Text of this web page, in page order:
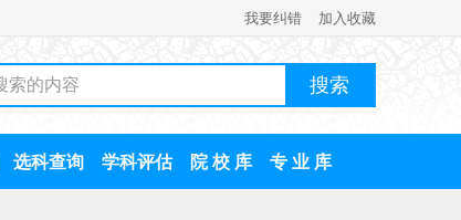
我要纠错 加入收藏
选科查询 学科评估 院 校 库 专 业 库